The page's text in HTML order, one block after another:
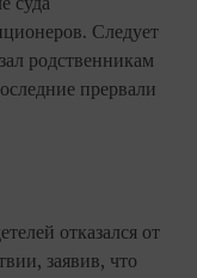
Следует
родственникам
прервали
отказался от
заявив, что